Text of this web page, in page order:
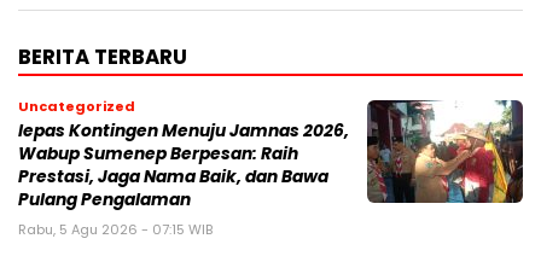
BERITA TERBARU
Uncategorized
lepas Kontingen Menuju Jamnas 2026,
Wabup Sumenep Berpesan: Raih
Prestasi, Jaga Nama Baik, dan Bawa
Pulang Pengalaman
Rabu, 5 Agu 2026 - 07:15 WIB